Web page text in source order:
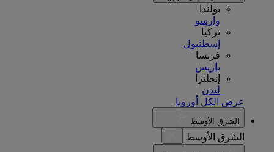
بولندا
وارسو
تركيا
إسطنبول
فرنسا
باريس
إنجلترا
لندن
عرض الكل أوروبا
الشرق الأوسط
الشرق الأوسط